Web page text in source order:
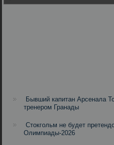
Бывший капитан Арсенала
тренером Гранады
Стокгольм не будет
Олимпиады-2026